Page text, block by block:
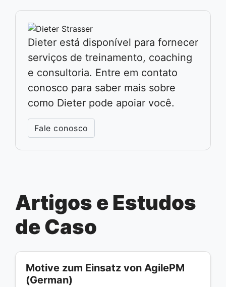
Dieter está disponível para fornecer
serviços de treinamento, coaching
e consultoria. Entre em contato
conosco para saber mais sobre
como Dieter pode apoiar você.
Fale conosco
Artigos e Estudos
de Caso
Motive zum Einsatz von AgilePM
(German)